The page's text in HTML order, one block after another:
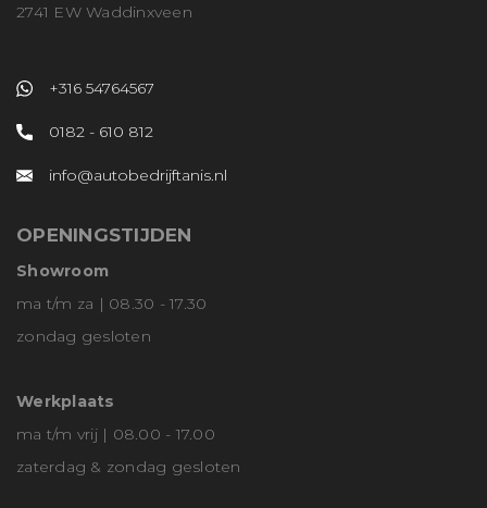
2741 EW Waddinxveen
+316 54764567
0182 - 610 812
info@autobedrijftanis.nl
OPENINGSTIJDEN
Showroom
ma t/m za | 08.30 - 17.30
zondag gesloten
Werkplaats
ma t/m vrij | 08.00 - 17.00
zaterdag & zondag gesloten